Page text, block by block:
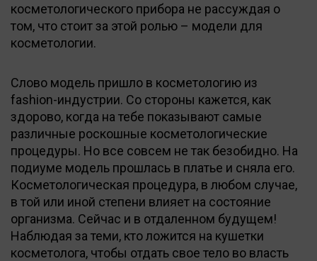
косметологического прибора не рассуждая о
том, что стоит за этой ролью – модели для
косметологии.
Слово модель пришло в косметологию из
fashion-индустрии. Со стороны кажется, как
здорово, когда на тебе показывают самые
различные роскошные косметологические
процедуры. Но все совсем не так безобидно. На
подиуме модель прошлась в платье и сняла его.
Косметологическая процедура, в любом случае,
в той или иной степени влияет на состояние
организма. Сейчас и в отдаленном будущем!
Наблюдая за теми, кто ложится на кушетки
косметолога, чтобы отдать свое тело во власть